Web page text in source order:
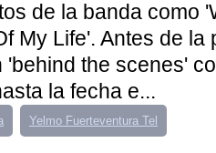
de la banda como
My Life'. Antes de la
the scenes'
la fecha e...
Yelmo Fuerteventura Tel